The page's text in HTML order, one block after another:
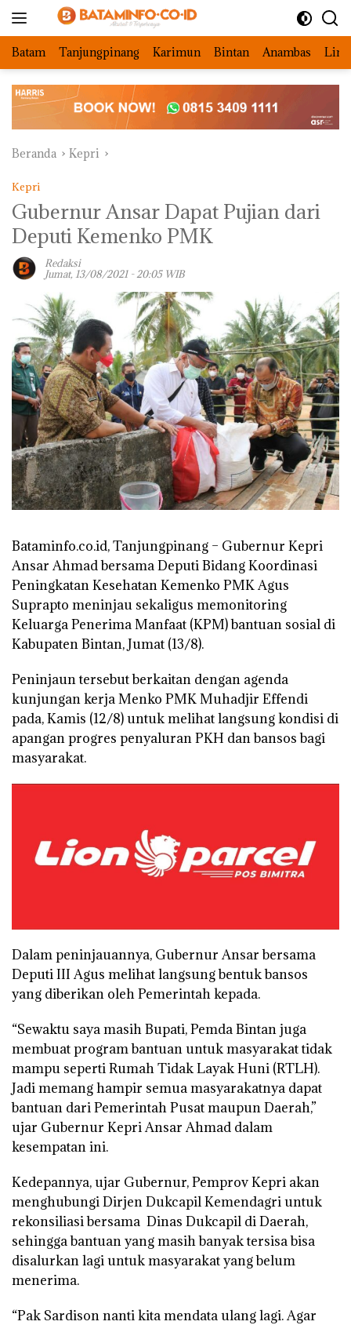
Batam Tanjungpinang Karimun Bintan Anambas
Beranda Kepri
Kepri
Gubernur Ansar Dapat Pujian dari
Deputi Kemenko PMK
Redaksi
Jumat, 13/08/2021 - 20:05 WIB
Bataminfo.co.id, Tanjungpinang – Gubernur Kepri
Ansar Ahmad bersama Deputi Bidang Koordinasi
Peningkatan Kesehatan Kemenko PMK Agus
Suprapto meninjau sekaligus memonitoring
Keluarga Penerima Manfaat (KPM) bantuan sosial di
Kabupaten Bintan, Jumat (13/8).
Peninjaun tersebut berkaitan dengan agenda
kunjungan kerja Menko PMK Muhadjir Effendi
pada, Kamis (12/8) untuk melihat langsung kondisi di
apangan progres penyaluran PKH dan bansos bagi
masyarakat.
Dalam peninjauannya, Gubernur Ansar bersama
Deputi III Agus melihat langsung bentuk bansos
yang diberikan oleh Pemerintah kepada.
“Sewaktu saya masih Bupati, Pemda Bintan juga
membuat program bantuan untuk masyarakat tidak
mampu seperti Rumah Tidak Layak Huni (RTLH).
Jadi memang hampir semua masyarakatnya dapat
bantuan dari Pemerintah Pusat maupun Daerah,”
ujar Gubernur Kepri Ansar Ahmad dalam
kesempatan ini.
Kedepannya, ujar Gubernur, Pemprov Kepri akan
menghubungi Dirjen Dukcapil Kemendagri untuk
rekonsiliasi bersama Dinas Dukcapil di Daerah,
sehingga bantuan yang masih banyak tersisa bisa
disalurkan lagi untuk masyarakat yang belum
menerima.
“Pak Sardison nanti kita mendata ulang lagi. Agar